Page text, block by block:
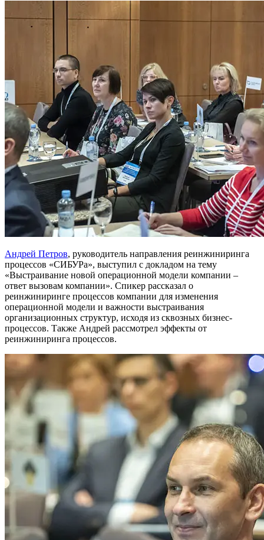
Андрей Петров, руководитель направления реинжиниринга
процессов «СИБУРа», выступил с докладом на тему
«Выстраивание новой операционной модели компании –
ответ вызовам компании». Спикер рассказал о
реинжиниринге процессов компании для изменения
операционной модели и важности выстраивания
организационных структур, исходя из сквозных бизнес-
процессов. Также Андрей рассмотрел эффекты от
реинжиниринга процессов.